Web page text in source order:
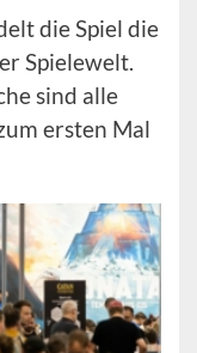
die Spiel die
Spielewelt.
sind alle
ersten Mal